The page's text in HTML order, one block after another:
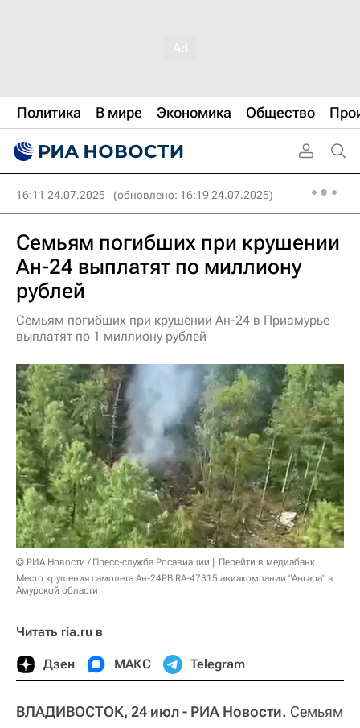
Политика В мире Экономика Общество
16:11 24.07.2025 (обновлено: 16:19 24.07.2025)
Семьям погибших при крушении
Ан-24 выплатят по миллиону
рублей
Семьям погибших при крушении Ан-24 в Приамурье
выплатят по 1 миллиону рублей
© РИА Новости / Пресс-служба Росавиации
Перейти в медиабанк
Место крушения самолета Ан-24РВ RA-47315 авиакомпании "Ангара" в
Амурской области
Читать ria.ru в
Дзен МАКС Telegram
ВЛАДИВОСТОК, 24 июл - РИА Новости. Семьям